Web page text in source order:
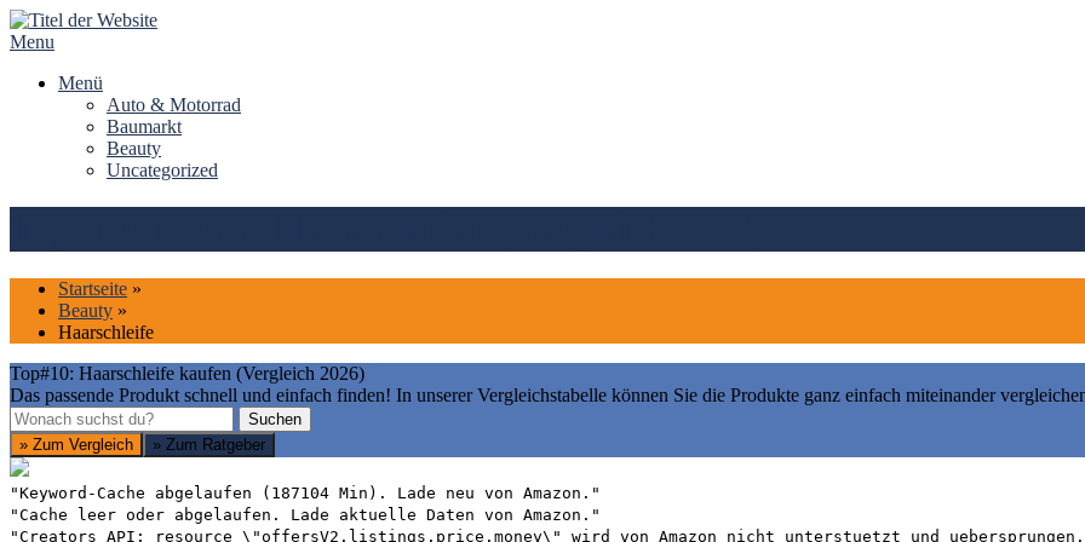
Skip
to
Menu
Menü
Auto & Motorrad
Baumarkt
Beauty
Uncategorized
Startseite »
Beauty »
Haarschleife
Top#10: Haarschleife kaufen (Vergleich 2026)
Das passende Produkt schnell und einfach finden! In unserer Vergleichstabelle können Sie die Produkte ganz einfach miteinander
Suchen
Suchen
» Zum Vergleich
» Zum Ratgeber
"Keyword-Cache abgelaufen (187104 Min). Lade neu von Amazon."
"Cache leer oder abgelaufen. Lade aktuelle Daten von Amazon."
"Creators API: resource \"offersV2.listings.price.money\" wird von Amazon nicht unterstuetzt und